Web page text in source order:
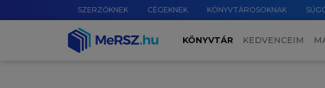
SZERZŐKNEK CÉGEKNEK KÖNYVTÁROSOKNAK
KÖNYVTÁR KEDVENCEIM